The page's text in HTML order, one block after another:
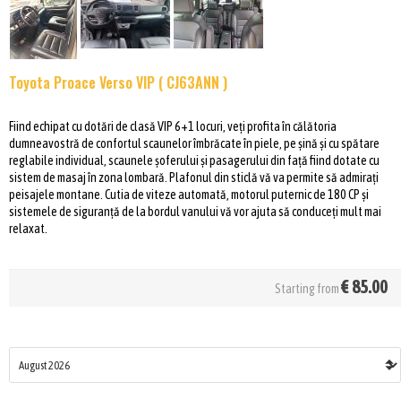
Toyota Proace Verso VIP ( CJ63ANN )
Fiind echipat cu dotări de clasă VIP 6+1 locuri, veți profita în călătoria
dumneavostră de confortul scaunelor îmbrăcate în piele, pe șină și cu spătare
reglabile individual, scaunele șoferului și pasagerului din față fiind dotate cu
sistem de masaj în zona lombară. Plafonul din sticlă vă va permite să admirați
peisajele montane. Cutia de viteze automată, motorul puternic de 180 CP și
sistemele de siguranță de la bordul vanului vă vor ajuta să conduceți mult mai
relaxat.
Starting from€85.00